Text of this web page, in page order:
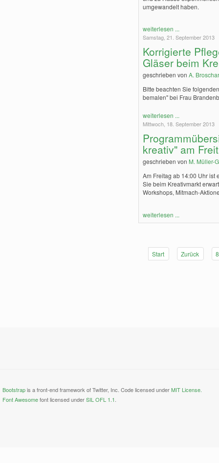
umgewandelt haben.
weiterlesen ...
Samstag, 21. September 2013
Korrigierte
Gläser beim
geschrieben von A.
Bitte beachten Sie
bemalen" bei Frau
weiterlesen ...
Mittwoch, 18. September 2013
kreativ" am
geschrieben von M. Müller-
Am Freitag ab 14:00 Uhr ist
Sie beim Kreativmarkt
Workshops, Mitmach-
weiterlesen ...
Start Zurück
Bootstrapis a front-end framework of Twitter, Inc. Code licensed underMIT License.
Font Awesomefont licensed underSIL OFL 1.1